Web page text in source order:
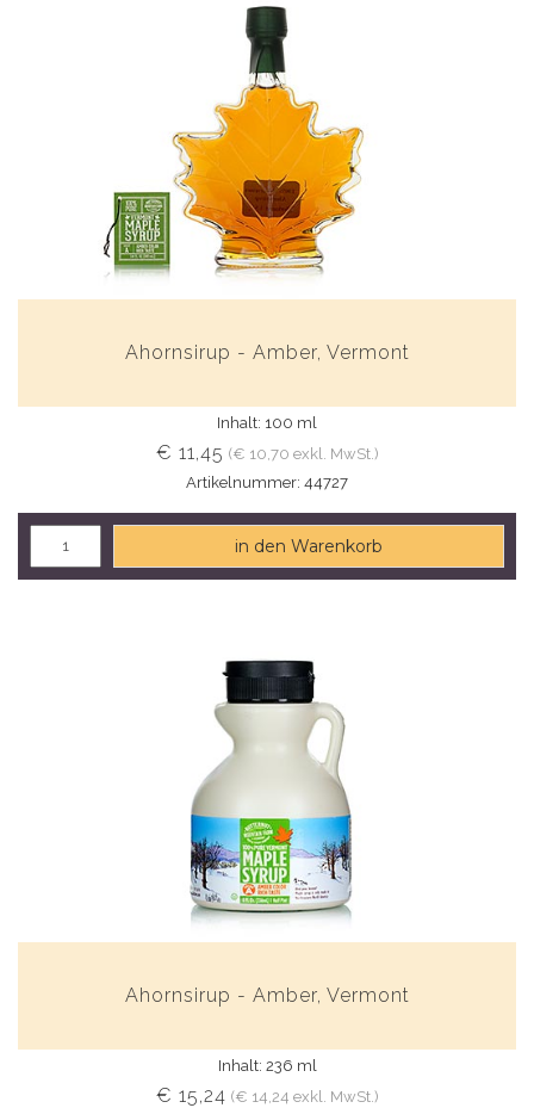
Ahornsirup - Amber, Vermont
Inhalt: 100 ml
€ 11,45 (€ 10,70 exkl. MwSt.)
Artikelnummer: 44727
in den Warenkorb
Ahornsirup - Amber, Vermont
Inhalt: 236 ml
€ 15,24 (€ 14,24 exkl. MwSt.)